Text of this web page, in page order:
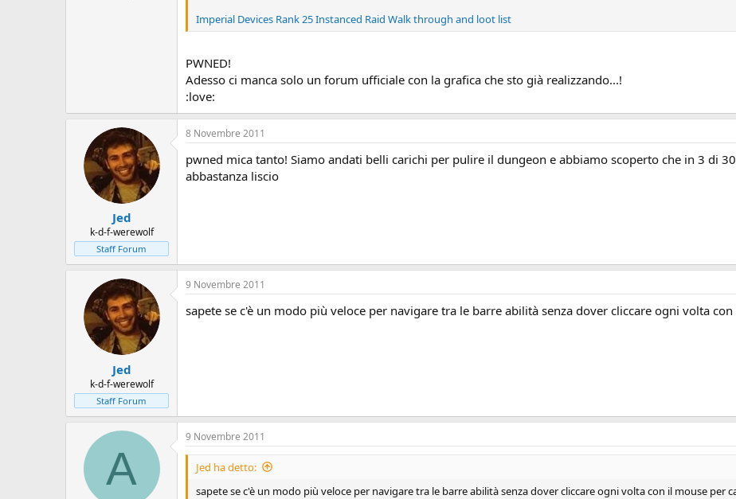
Imperial Devices Rank 25 Instanced Raid Walk through and loot list
PWNED!
Adesso ci manca solo un forum ufficiale con la grafica che sto già realizzando...!
:love:
Jed
k-d-f-werewolf
Staff Forum
8 Novembre 2011
pwned mica tanto! Siamo andati belli carichi per pulire il dungeon e abbiamo scoperto che in 3 di
abbastanza liscio
Jed
k-d-f-werewolf
Staff Forum
9 Novembre 2011
sapete se c'è un modo più veloce per navigare tra le barre abilità senza dover cliccare ogni volta
A
9 Novembre 2011
Jed ha detto:
sapete se c'è un modo più veloce per navigare tra le barre abilità senza dover cliccare ogni volta con il mouse per